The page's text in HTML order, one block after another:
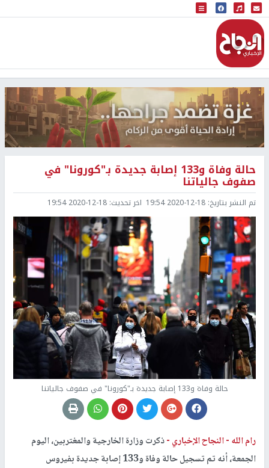
البث المباشر
إذاعة النجاح
حالة وفاة و133 إصابة جديدة بـ"كورونا" في
صفوف جالياتنا
تم النشر بتاريخ: 2020-12-18 19:54 اخر تحديث: 2020-12-18 19:54
حالة وفاة و133 إصابة جديدة بـ"كورونا" في صفوف جالياتنا
رام الله -النجاح الإخباري -ذكرت وزارة الخارجية والمغتربين، اليوم
الجمعة، أنه تم تسجيل حالة وفاة و133 إصابة جديدة بفيروس